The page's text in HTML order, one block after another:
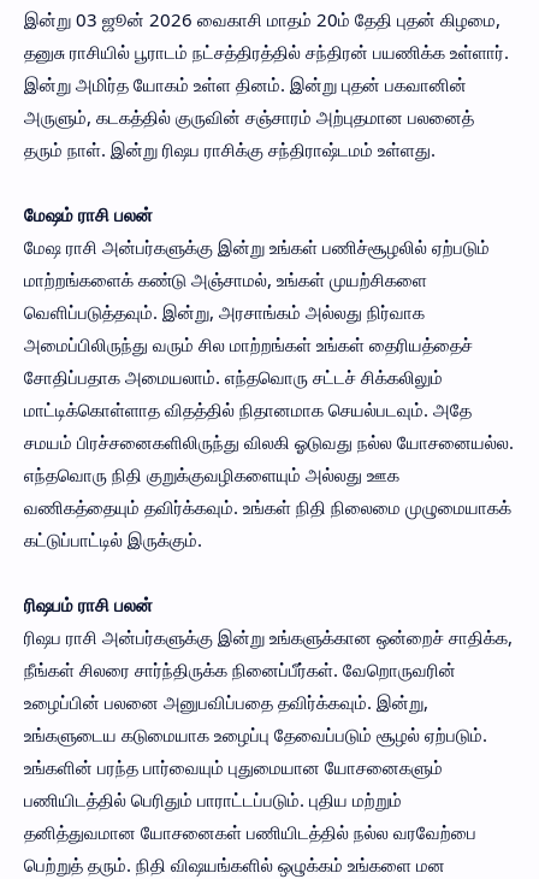
இன்று 03 ஜூன் 2026 வைகாசி மாதம் 20ம் தேதி புதன் கிழமை,
தனுசு ராசியில் பூராடம் நட்சத்திரத்தில் சந்திரன் பயணிக்க உள்ளார்.
இன்று அமிர்த யோகம் உள்ள தினம். இன்று புதன் பகவானின்
அருளும், கடகத்தில் குருவின் சஞ்சாரம் அற்புதமான பலனைத்
தரும் நாள். இன்று ரிஷப ராசிக்கு சந்திராஷ்டமம் உள்ளது.
மேஷம் ராசி பலன்
மேஷ ராசி அன்பர்களுக்கு இன்று உங்கள் பணிச்சூழலில் ஏற்படும்
மாற்றங்களைக் கண்டு அஞ்சாமல், உங்கள் முயற்சிகளை
வெளிப்படுத்தவும். இன்று, அரசாங்கம் அல்லது நிர்வாக
அமைப்பிலிருந்து வரும் சில மாற்றங்கள் உங்கள் தைரியத்தைச்
சோதிப்பதாக அமையலாம். எந்தவொரு சட்டச் சிக்கலிலும்
மாட்டிக்கொள்ளாத விதத்தில் நிதானமாக செயல்படவும். அதே
சமயம் பிரச்சனைகளிலிருந்து விலகி ஓடுவது நல்ல யோசனையல்ல.
எந்தவொரு நிதி குறுக்குவழிகளையும் அல்லது ஊக
வணிகத்தையும் தவிர்க்கவும். உங்கள் நிதி நிலைமை முழுமையாகக்
கட்டுப்பாட்டில் இருக்கும்.
ரிஷபம் ராசி பலன்
ரிஷப ராசி அன்பர்களுக்கு இன்று உங்களுக்கான ஒன்றைச் சாதிக்க,
நீங்கள் சிலரை சார்ந்திருக்க நினைப்பீர்கள். வேறொருவரின்
உழைப்பின் பலனை அனுபவிப்பதை தவிர்க்கவும். இன்று,
உங்களுடைய கடுமையாக உழைப்பு தேவைப்படும் சூழல் ஏற்படும்.
உங்களின் பரந்த பார்வையும் புதுமையான யோசனைகளும்
பணியிடத்தில் பெரிதும் பாராட்டப்படும். புதிய மற்றும்
தனித்துவமான யோசனைகள் பணியிடத்தில் நல்ல வரவேற்பை
பெற்றுத் தரும். நிதி விஷயங்களில் ஒழுக்கம் உங்களை மன